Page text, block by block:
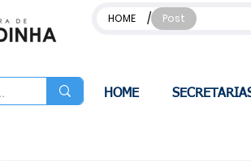
HOME / Post
HOME